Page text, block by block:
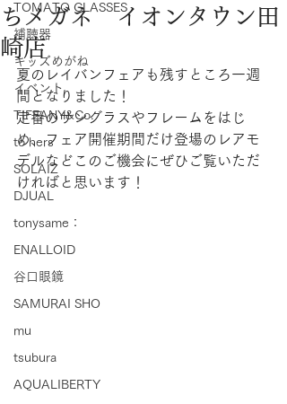
TOMATO GLASSES
補聴器
キッズめがね
イベント
TIFFANY&Co.
to hers
SOLAIZ
DJUAL
tonysame：
ENALLOID
谷口眼鏡
SAMURAI SHO
mu
tsubura
AQUALIBERTY
ちメガネ イオンタウン田
崎店
夏のレイバンフェアも残すところ一週
間となりました！
定番のサングラスやフレームをはじ
め、フェア開催期間だけ登場のレアモ
デルなどこのご機会にぜひご覧いただ
ければと思います！